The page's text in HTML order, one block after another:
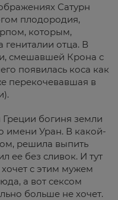
Сатурн
плодородия,
которым,
гениталии отца. В
смешавшей Крона с
появилась коса как
перекочевавшая в
богиня земли
имени Уран. В какой-
решила выпить
ее без сливок. И тут
с этим мужем
а вот сексом
больше не хочет.